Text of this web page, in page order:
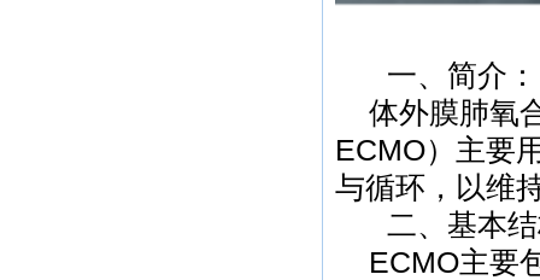
一、简介：
体外膜肺氧
ECMO）主要
与循环，以维
二、基本
ECMO主要